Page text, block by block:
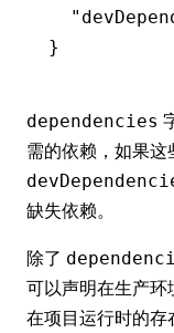
}
dependencies
需的依赖，如果
缺失依赖。
除了
可以声明在生产
在项目运行时的存